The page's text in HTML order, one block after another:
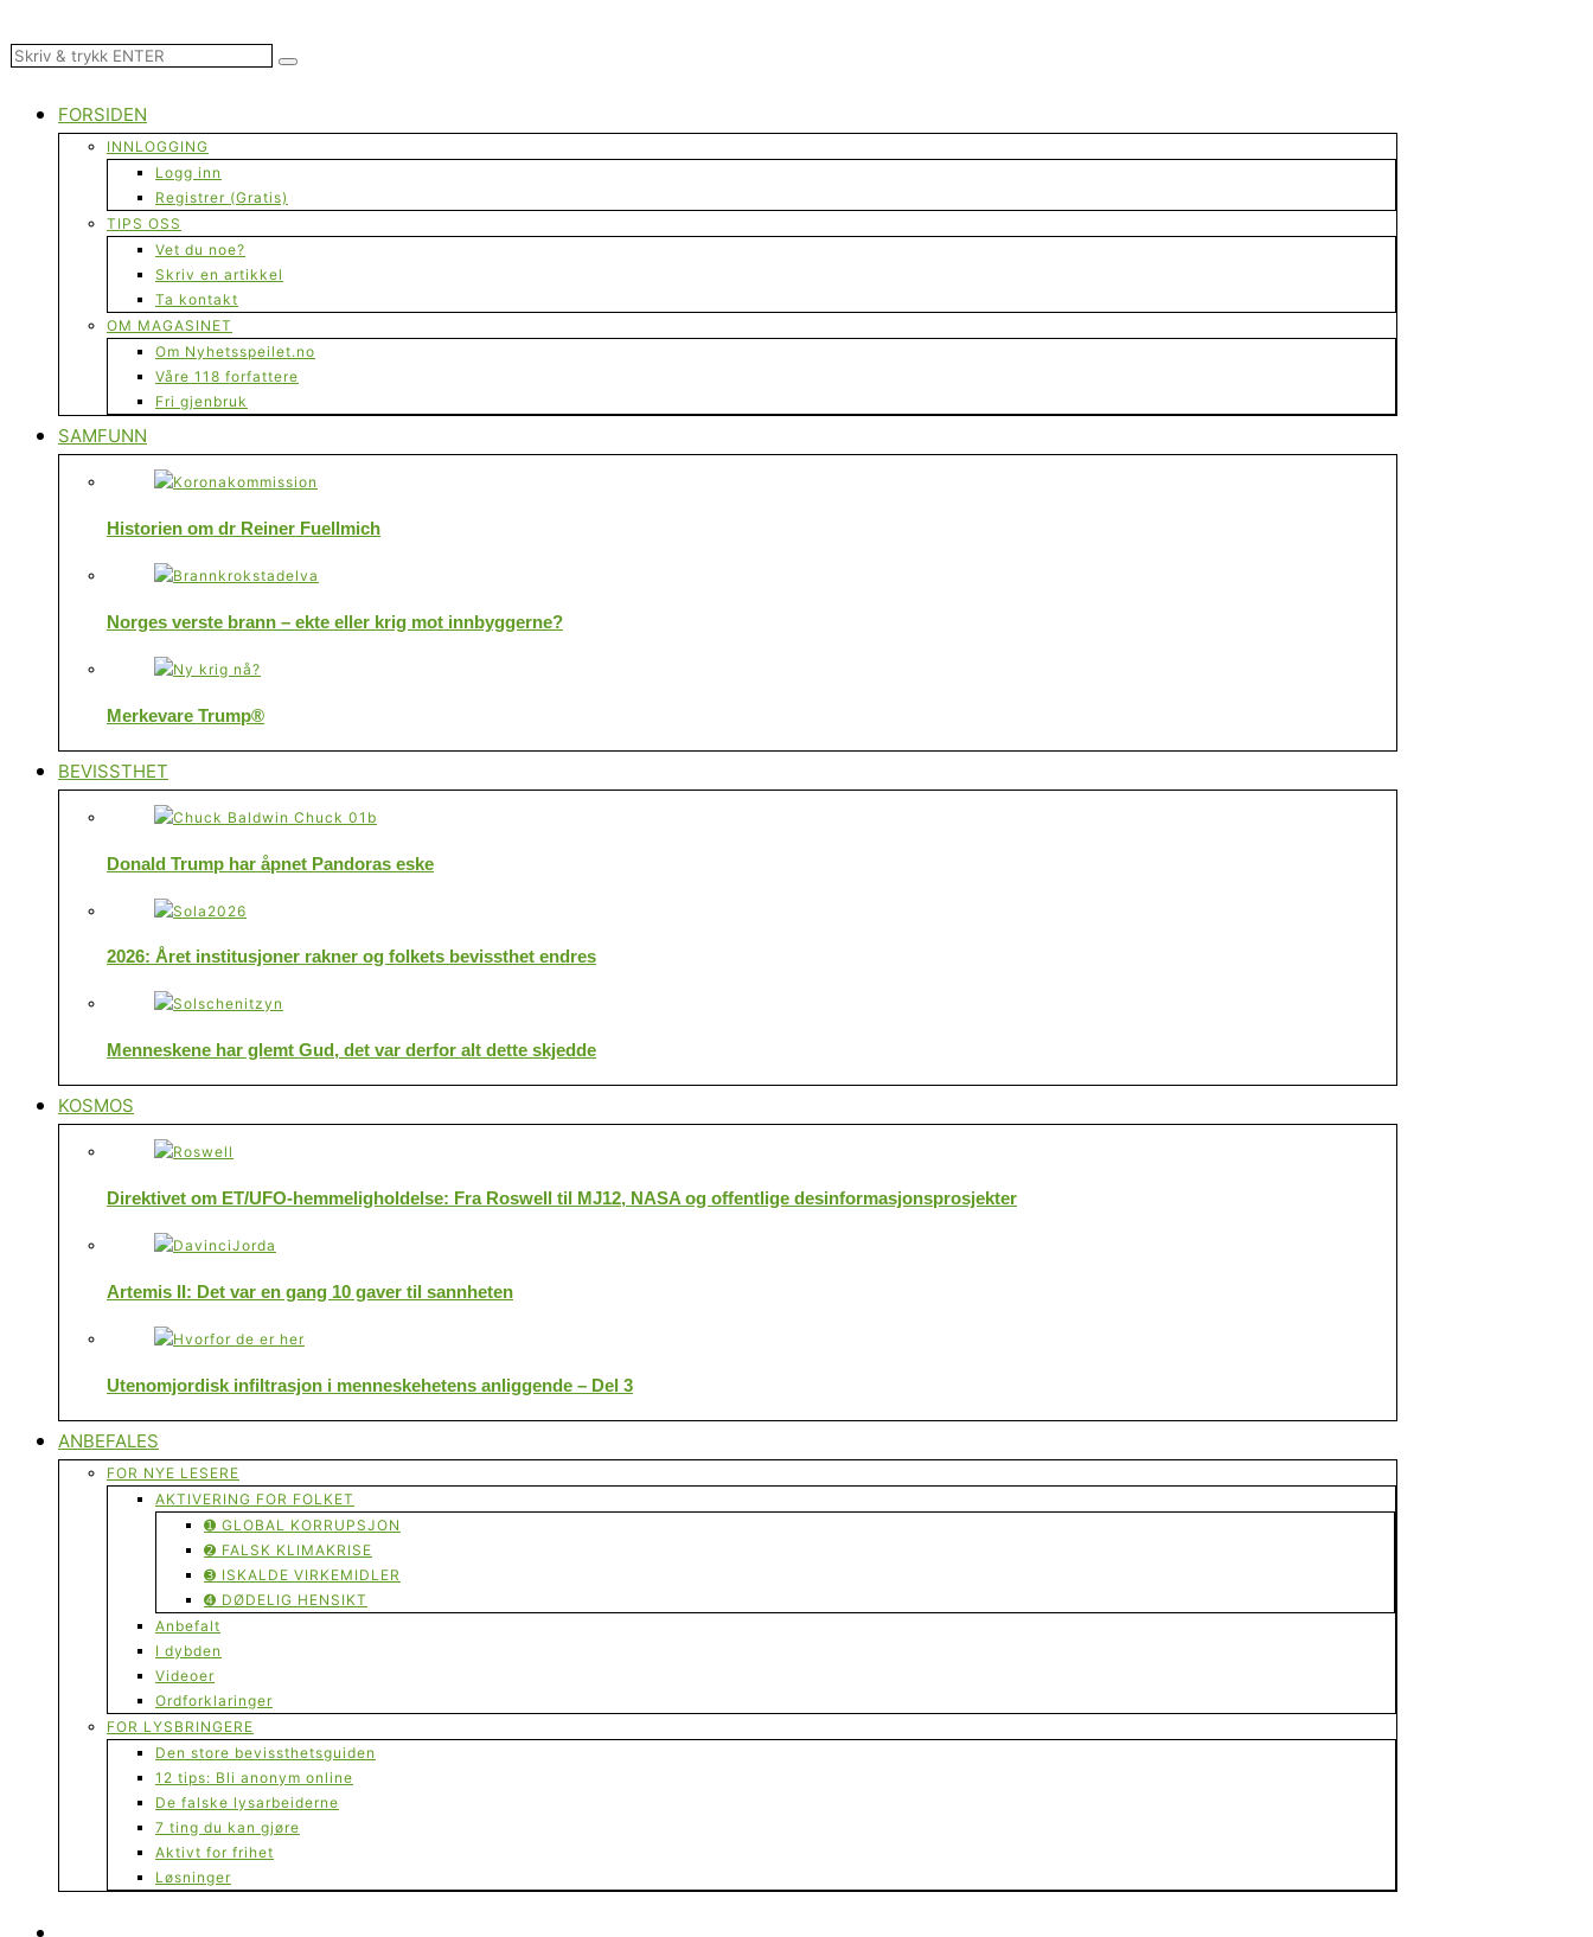
FORSIDEN
INNLOGGING
Logg inn
Registrer (Gratis)
TIPS OSS
Vet du noe?
Skriv en artikkel
Ta kontakt
OM MAGASINET
Om Nyhetsspeilet.no
Våre 118 forfattere
Fri gjenbruk
SAMFUNN
Historien om dr Reiner Fuellmich
Norges verste brann – ekte eller krig mot innbyggerne?
Merkevare Trump®
BEVISSTHET
Donald Trump har åpnet Pandoras eske
2026: Året institusjoner rakner og folkets bevissthet endres
Menneskene har glemt Gud, det var derfor alt dette skjedde
KOSMOS
Direktivet om ET/UFO-hemmeligholdelse: Fra Roswell til MJ12, NASA og offentlige desinformasjonsprosjekter
Artemis II: Det var en gang 10 gaver til sannheten
Utenomjordisk infiltrasjon i menneskehetens anliggende – Del 3
ANBEFALES
FOR NYE LESERE
AKTIVERING FOR FOLKET
➊ GLOBAL KORRUPSJON
➋ FALSK KLIMAKRISE
➌ ISKALDE VIRKEMIDLER
➍ DØDELIG HENSIKT
Anbefalt
I dybden
Videoer
Ordforklaringer
FOR LYSBRINGERE
Den store bevissthetsguiden
12 tips: Bli anonym online
De falske lysarbeiderne
7 ting du kan gjøre
Aktivt for frihet
Løsninger